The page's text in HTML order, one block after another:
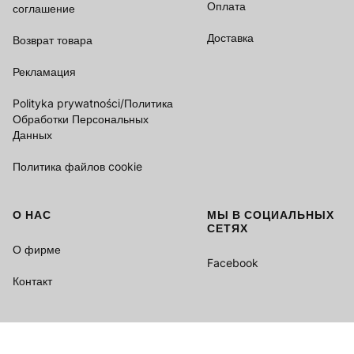
соглашение
Возврат товара
Рекламация
Polityka prywatności/Политика
Обработки Персональных
Данных
Политика файлов cookie
Оплата
Доставка
О НАС
О фирме
Контакт
МЫ В СОЦИАЛЬНЫХ
СЕТЯХ
Facebook